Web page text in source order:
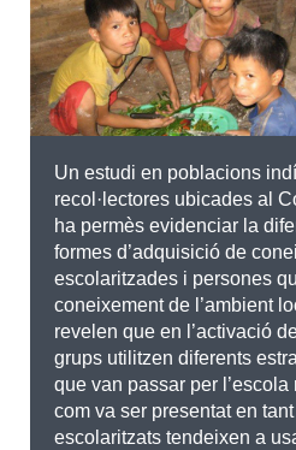
Un estudi en poblacions
recol·lectores ubicades al
ha permès evidenciar la
formes d’adquisició de
escolaritzades i persones
coneixement de l’ambient
revelen que en l’activació
grups utilitzen diferents
que van passar per
com va ser presentat en
escolaritzats tendeixen a